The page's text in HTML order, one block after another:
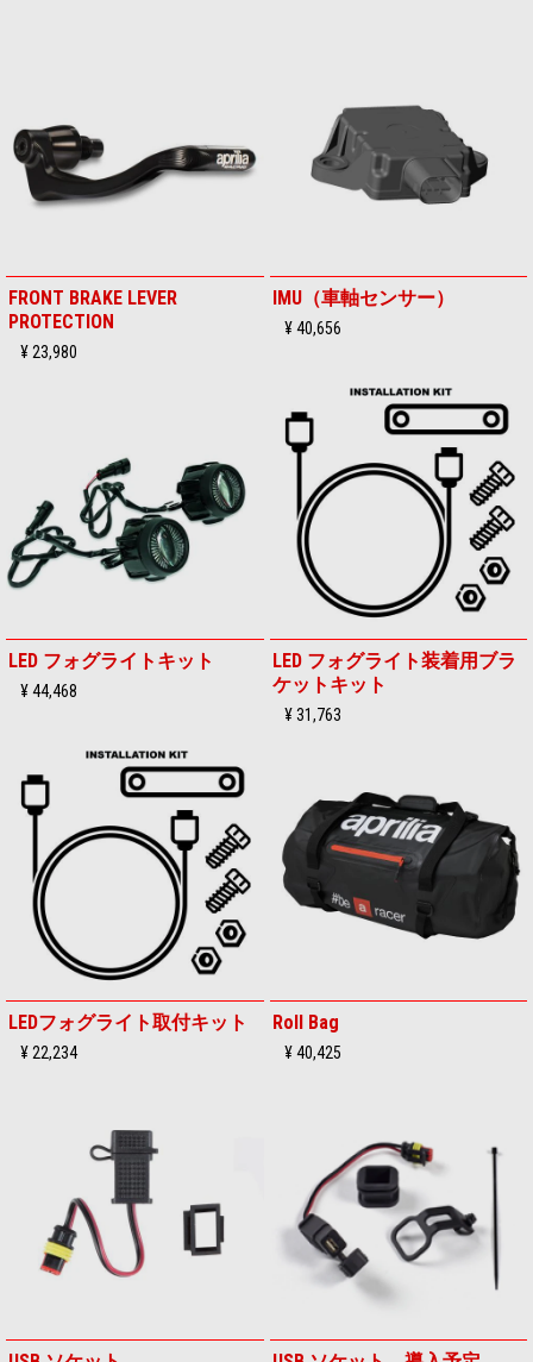
FRONT BRAKE LEVER
PROTECTION
¥ 23,980
IMU（車軸センサー）
¥ 40,656
LED フォグライトキット
¥ 44,468
LED フォグライト装着用ブラ
ケットキット
¥ 31,763
LEDフォグライト取付キット
¥ 22,234
Roll Bag
¥ 40,425